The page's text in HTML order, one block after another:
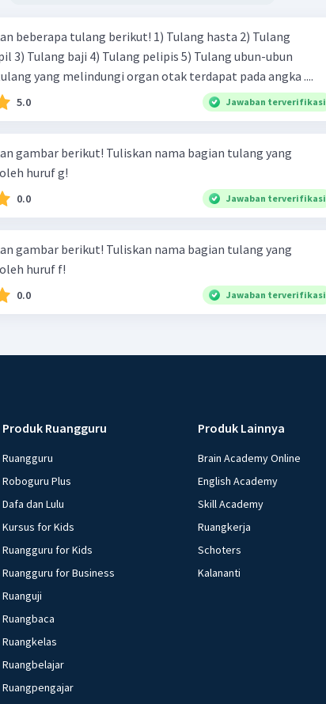
tulang berikut! 1) Tulang hasta 2) Tulang
ubun
yang melindungi organ otak terdapat pada angka ....
5.0 Jawaban terverifikasi
Tuliskan nama bagian tulang yang
huruf g!
0.0 Jawaban terverifikasi
Tuliskan nama bagian tulang yang
huruf f!
0.0 Jawaban terverifikasi
Produk Ruangguru
Ruangguru
Roboguru Plus
Dafa dan Lulu
Kursus for Kids
Ruangguru for Kids
Ruangguru for Business
Ruanguji
Ruangbaca
Ruangkelas
Ruangbelajar
Ruangpengajar
Produk Lainnya
Brain Academy Online
English Academy
Skill Academy
Ruangkerja
Schoters
Kalananti